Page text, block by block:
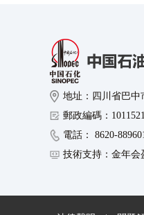
地址：四川省巴中
郵政編碼：1011521
電話： 8620-
技術支持：金年会